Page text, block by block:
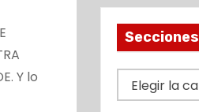
Y lo
Secciones
e